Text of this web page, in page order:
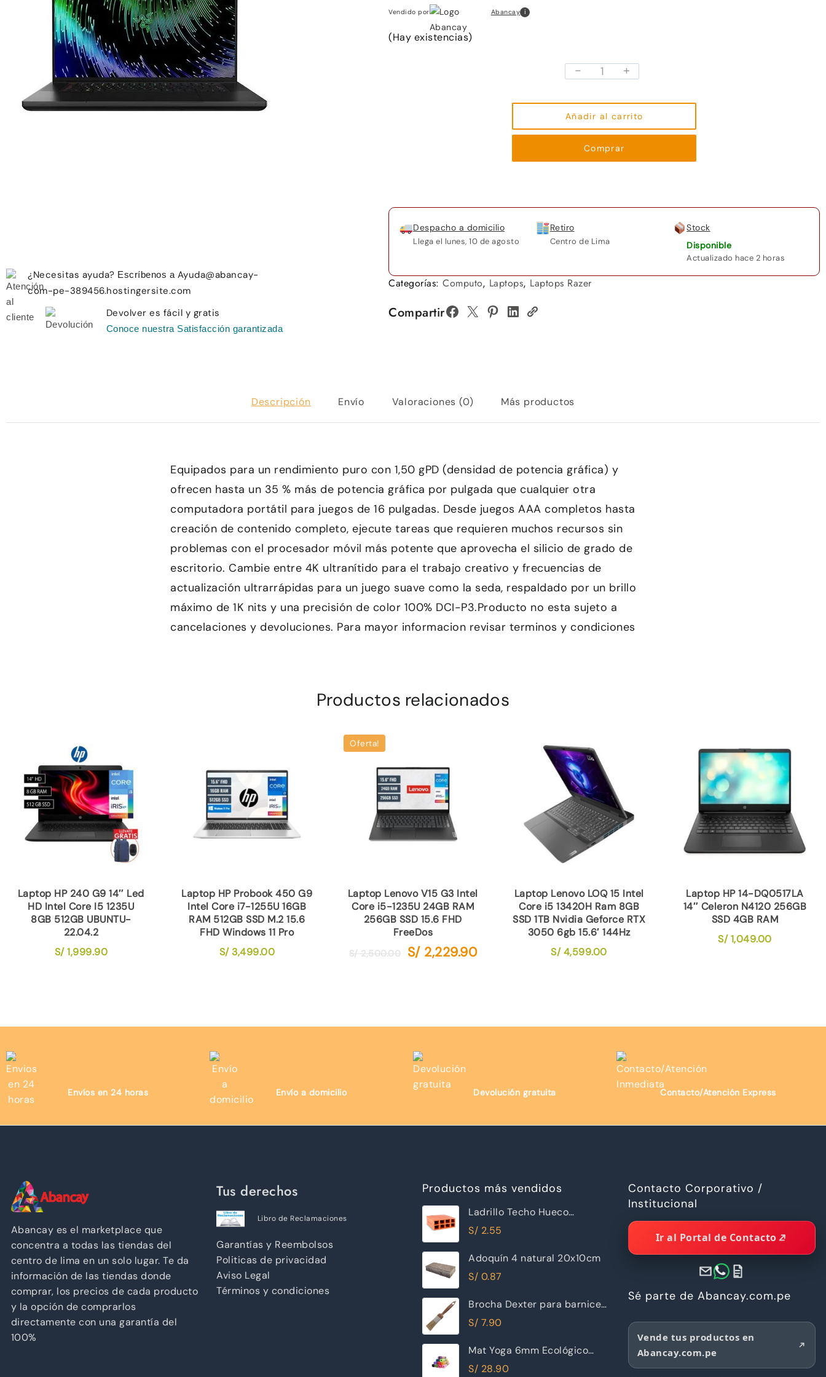
¿Necesitas ayuda? Escríbenos a Ayuda@abancay-
com-pe-389456.hostingersite.com
Devolver es fácil y gratis
Conoce nuestra Satisfacción garantizada
Vendido por Abancay i
(Hay existencias)
-
Razer
16
Laptop
Gamer
RZ090483SEH3R3U1
16
i9
RAM
RTX
+
Añadir al carrito
Comprar
Despacho a domicilio
Llega el lunes, 10 de agosto
Retiro
Centro de Lima
Stock
Disponible
Actualizado hace 2 horas
Categorías:Computo, Laptops, Laptops Razer
Compartir
Descripción Envío Valoraciones (0) Más productos
Equipados para un rendimiento puro con 1,50 gPD (densidad de potencia gráfica) y
ofrecen hasta un 35 % más de potencia gráfica por pulgada que cualquier otra
computadora portátil para juegos de 16 pulgadas. Desde juegos AAA completos hasta
creación de contenido completo, ejecute tareas que requieren muchos recursos sin
problemas con el procesador móvil más potente que aprovecha el silicio de grado de
escritorio. Cambie entre 4K ultranítido para el trabajo creativo y frecuencias de
actualización ultrarrápidas para un juego suave como la seda, respaldado por un brillo
máximo de 1K nits y una precisión de color 100% DCI-P3.Producto no esta sujeto a
cancelaciones y devoluciones. Para mayor informacion revisar terminos y condiciones
Productos relacionados
Laptop HP 240 G9 14″ Led
HD Intel Core I5 1235U
8GB 512GB UBUNTU-
22.04.2
S/1,999.90
Laptop HP Probook 450 G9
Intel Core i7-1255U 16GB
RAM 512GB SSD M.2 15.6
FHD Windows 11 Pro
S/3,499.00
Oferta!
Laptop Lenovo V15 G3 Intel
Core i5-1235U 24GB RAM
256GB SSD 15.6 FHD
FreeDos
S/2,500.00
El
S/2,229.90El
Laptop Lenovo LOQ 15 Intel
Core i5 13420H Ram 8GB
SSD 1TB Nvidia Geforce RTX
3050 6gb 15.6′ 144Hz
S/4,599.00
Laptop HP 14-DQ0517LA
14″ Celeron N4120 256GB
SSD 4GB RAM
S/1,049.00
Envíos en 24 horas Envío a domicilio Devolución gratuita Contacto/Atención Express
Abancay es el marketplace que
concentra a todas las tiendas del
centro de lima en un solo lugar. Te da
información de las tiendas donde
comprar, los precios de cada producto
y la opción de comprarlos
directamente con una garantía del
100%
Tus derechos
Libro de Reclamaciones
Garantías y Reembolsos
Politicas de privacidad
Aviso Legal
Términos y condiciones
Productos más vendidos
Ladrillo Techo Hueco
12x30x30cm Raya Piramide
S/ 2.55
Adoquín 4 natural 20x10cm
S/ 0.87
Brocha Dexter para barnices
30mm
S/ 7.90
Mat Yoga 6mm Ecológico
Excelente Calidad
S/ 28.90
Contacto Corporativo /
Institucional
Ir al Portal de Contacto
Sé parte de Abancay.com.pe
Vende tus productos en
Abancay.com.pe